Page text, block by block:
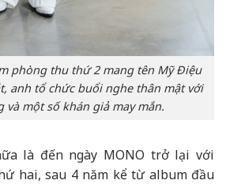
phòng thu thứ 2 mang tên Mỹ Điệu
anh tổ chức buổi nghe thân mật với
và một số khán giả may mắn.
là đến ngày MONO trở lại với
hai, sau 4 năm kể từ album đầu